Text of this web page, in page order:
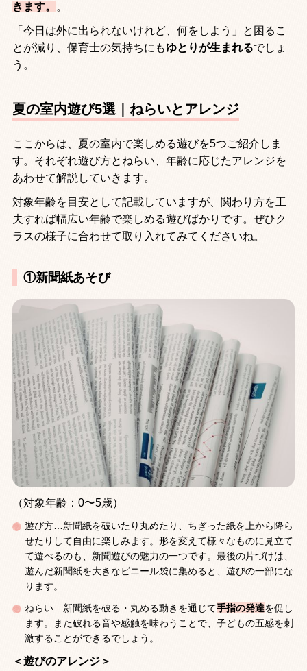
きます。
。
「今日は外に出られないけれど、何をしよう」と困るこ
とが減り、保育士の気持ちにもゆとりが生まれるでしょ
う。
夏の室内遊び5選｜ねらいとアレンジ
ここからは、夏の室内で楽しめる遊びを5つご紹介しま
す。それぞれ遊び方とねらい、年齢に応じたアレンジを
あわせて解説していきます。
対象年齢を目安として記載していますが、関わり方を工
夫すれば幅広い年齢で楽しめる遊びばかりです。ぜひク
ラスの様子に合わせて取り入れてみてくださいね。
①新聞紙あそび
（対象年齢：0〜5歳）
遊び方…新聞紙を破いたり丸めたり、ちぎった紙を上から降ら
せたりして自由に楽しみます。形を変えて様々なものに見立て
て遊べるのも、新聞遊びの魅力の一つです。最後の片づけは、
遊んだ新聞紙を大きなビニール袋に集めると、遊びの一部にな
ります。
ねらい…新聞紙を破る・丸める動きを通じて手指の発達を促し
ます。また破れる音や感触を味わうことで、子どもの五感を刺
激することができるでしょう。
＜遊びのアレンジ＞